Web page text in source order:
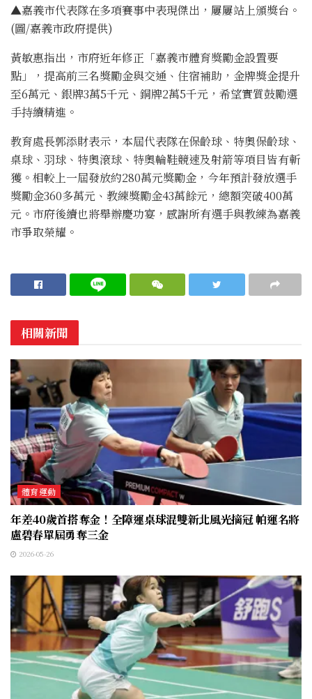
▲嘉義市代表隊在多項賽事中表現傑出，屢屢站上頒獎台。
(圖/嘉義市政府提供)
黃敏惠指出，市府近年修正「嘉義市體育獎勵金設置要
點」，提高前三名獎勵金與交通、住宿補助，金牌獎金提升
至6萬元、銀牌3萬5千元、銅牌2萬5千元，希望實質鼓勵選
手持續精進。
教育處長郭添財表示，本屆代表隊在保齡球、特奧保齡球、
桌球、羽球、特奧滾球、特奧輪鞋競速及射箭等項目皆有斬
獲。相較上一屆發放約280萬元獎勵金，今年預計發放選手
獎勵金360多萬元、教練獎勵金43萬餘元，總額突破400萬
元。市府後續也將舉辦慶功宴，感謝所有選手與教練為嘉義
市爭取榮耀。
相關新聞
體育運動
年差40歲首搭奪金！全障運桌球混雙新北風光摘冠 帕運名將
盧碧春單屆勇奪三金
2026-05-26